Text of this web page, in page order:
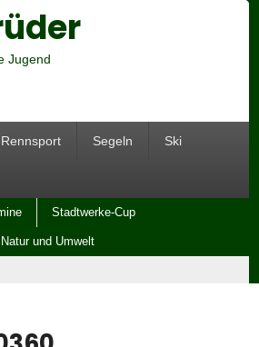
Jugend
Segeln Ski
Stadtwerke-Cup
Natur und Umwelt